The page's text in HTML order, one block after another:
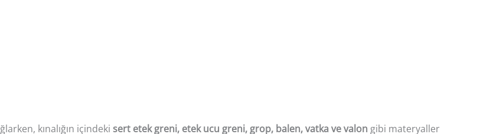
kınalığın içindeki sert etek greni, etek ucu greni, grop, balen, vatka ve valon gibi materyaller